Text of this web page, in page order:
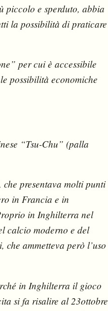
piccolo e sperduto, abbia
la possibilità di praticare
per cui è accessibile
possibilità economiche
“Tsu-Chu” (palla
presentava molti punti
in Francia e in
in Inghilterra nel
calcio moderno e del
ammetteva però l’uso
in Inghilterra il gioco
si fa risalire al 23ottobre